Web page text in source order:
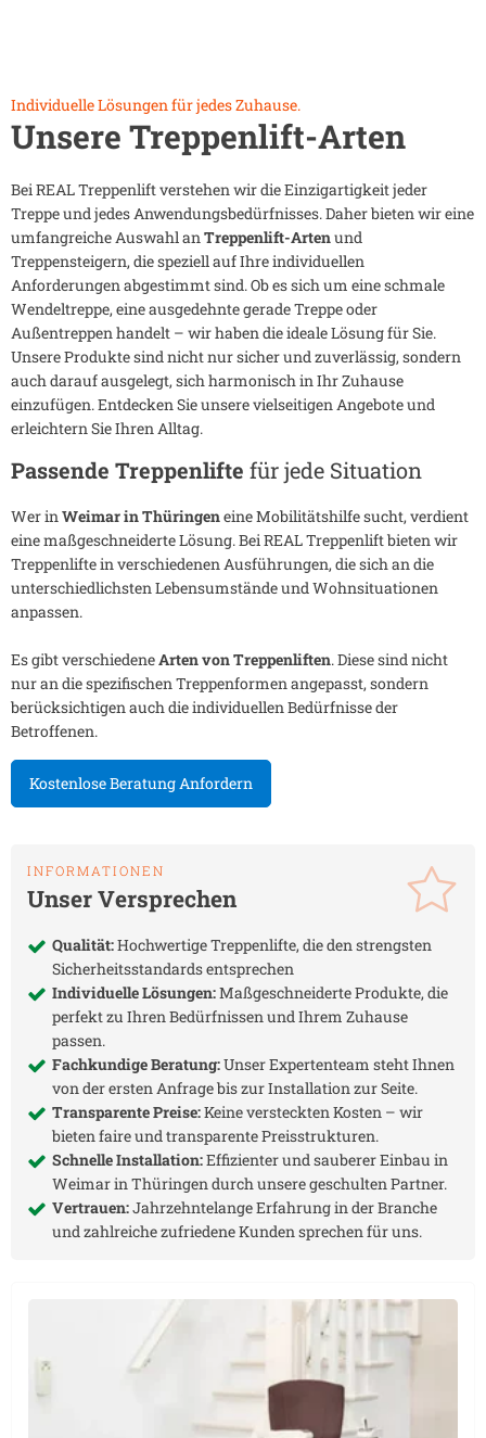
Individuelle Lösungen für jedes Zuhause.
Unsere Treppenlift-Arten
Bei REAL Treppenlift verstehen wir die Einzigartigkeit jeder
Treppe und jedes Anwendungsbedürfnisses. Daher bieten wir eine
umfangreiche Auswahl anTreppenlift-Artenund
Treppensteigern, die speziell auf Ihre individuellen
Anforderungen abgestimmt sind. Ob es sich um eine schmale
Wendeltreppe, eine ausgedehnte gerade Treppe oder
Außentreppen handelt – wir haben die ideale Lösung für Sie.
Unsere Produkte sind nicht nur sicher und zuverlässig, sondern
auch darauf ausgelegt, sich harmonisch in Ihr Zuhause
einzufügen. Entdecken Sie unsere vielseitigen Angebote und
erleichtern Sie Ihren Alltag.
Passende Treppenlifte für jede Situation
Wer inWeimar in Thüringeneine Mobilitätshilfe sucht, verdient
eine maßgeschneiderte Lösung. Bei REAL Treppenlift bieten wir
Treppenlifte in verschiedenen Ausführungen, die sich an die
unterschiedlichsten Lebensumstände und Wohnsituationen
anpassen.
Es gibt verschiedeneArten von Treppenliften. Diese sind nicht
nur an die spezifischen Treppenformen angepasst, sondern
berücksichtigen auch die individuellen Bedürfnisse der
Betroffenen.
Kostenlose Beratung Anfordern
INFORMATIONEN
Unser Versprechen
Qualität:Hochwertige Treppenlifte, die den strengsten
Sicherheitsstandards entsprechen
Individuelle Lösungen:Maßgeschneiderte Produkte, die
perfekt zu Ihren Bedürfnissen und Ihrem Zuhause
passen.
Fachkundige Beratung:Unser Expertenteam steht Ihnen
von der ersten Anfrage bis zur Installation zur Seite.
Transparente Preise:Keine versteckten Kosten – wir
bieten faire und transparente Preisstrukturen.
Schnelle Installation:Effizienter und sauberer Einbau in
Weimar in Thüringendurch unsere geschulten Partner.
Vertrauen:Jahrzehntelange Erfahrung in der Branche
und zahlreiche zufriedene Kunden sprechen für uns.